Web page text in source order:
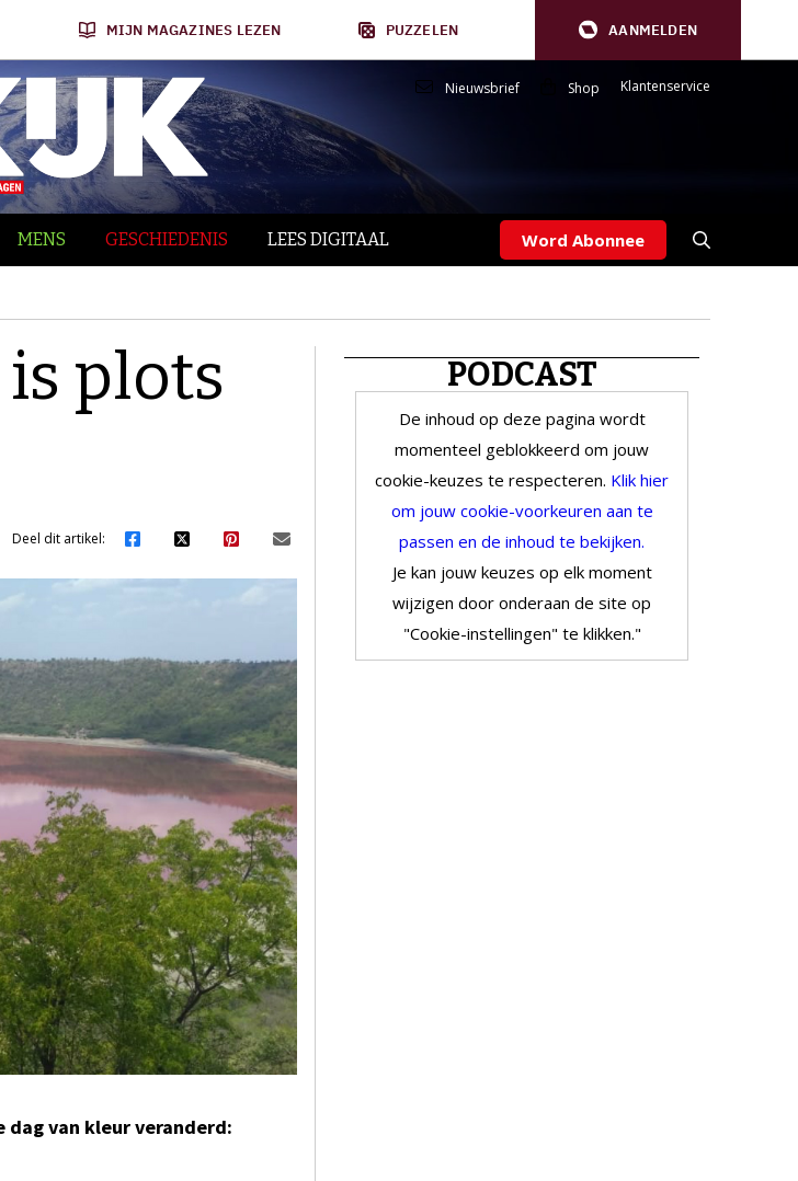
MIJN MAGAZINES LEZEN PUZZELEN AANMELDEN
Nieuwsbrief Shop Klantenservice
MENS GESCHIEDENIS LEES DIGITAAL Word Abonnee
plots
Deel dit artikel:
dag van kleur veranderd:
PODCAST
De inhoud op deze pagina wordt
momenteel geblokkeerd om jouw
cookie-keuzes te respecteren. Klik hier
om jouw cookie-voorkeuren aan te
passen en de inhoud te bekijken.
Je kan jouw keuzes op elk moment
wijzigen door onderaan de site op
"Cookie-instellingen" te klikken."